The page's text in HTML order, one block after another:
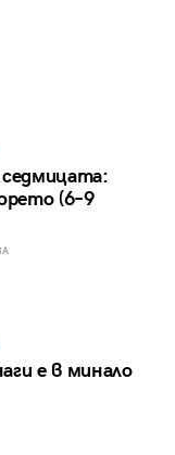
(6–9
е в минало